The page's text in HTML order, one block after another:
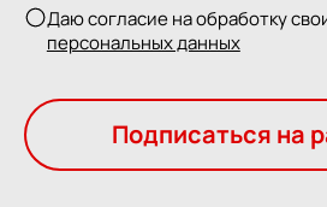
Даю согласие на обработку
персональных данных
Подписаться на